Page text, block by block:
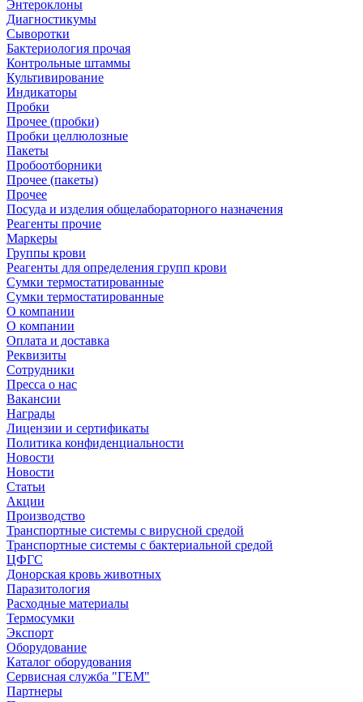
Энтероклоны
Диагностикумы
Сыворотки
Бактериология прочая
Контрольные штаммы
Культивирование
Индикаторы
Пробки
Прочее (пробки)
Пробки целлюлозные
Пакеты
Пробоотборники
Прочее (пакеты)
Прочее
Посуда и изделия общелабораторного назначения
Реагенты прочие
Маркеры
Группы крови
Реагенты для определения групп крови
Сумки термостатированные
Сумки термостатированные
О компании
О компании
Оплата и доставка
Реквизиты
Сотрудники
Пресса о нас
Вакансии
Награды
Лицензии и сертификаты
Политика конфиденциальности
Новости
Новости
Статьи
Акции
Производство
Транспортные системы с вирусной средой
Транспортные системы с бактериальной средой
ЦФГС
Донорская кровь животных
Паразитология
Расходные материалы
Термосумки
Экспорт
Оборудование
Каталог оборудования
Сервисная служба "ГЕМ"
Партнеры